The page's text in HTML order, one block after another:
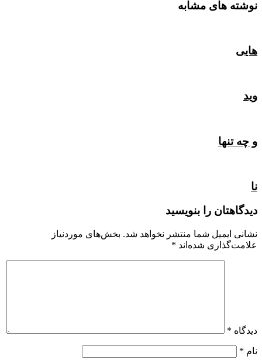
نوشته های مشابه
هایی
وید
و چه تنها
نا
دیدگاهتان را بنویسید
نشانی ایمیل شما منتشر نخواهد شد. بخش‌های موردنیاز
علامت‌گذاری شده‌اند *
دیدگاه *
نام *